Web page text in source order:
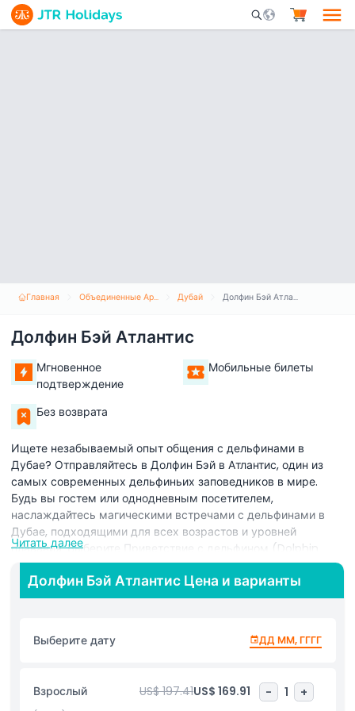
Mobile Search
Главная Объединенные Арабские Эмираты Дубай Долфин Бэй Атлантис
Долфин Бэй Атлантис
Мгновенное
подтверждение
Мобильные билеты
Без возврата
Ищете незабываемый опыт общения с дельфинами в
Дубае? Отправляйтесь в Долфин Бэй в Атлантис, один из
самых современных дельфиньих заповедников в мире.
Будь вы гостем или однодневным посетителем,
наслаждайтесь магическими встречами с дельфинами в
Дубае, подходящими для всех возрастов и уровней
плавания. Выберите Приветствие с дельфином (Dolphin
Meet & Greet) для сухого, но захватывающего
взаимодействия. Идеально для детей и тех, кто не умеет
плавать. Встаньте на берегу лагуны, познакомьтесь с
фотографию.
дельфином (Dolphin Encounter). Зайдите в мелководье и
общайтесь с индо-тихоокеанскими афалинами. Это и
Читать далее
Долфин Бэй Атлантис Цена и варианты
Выберите дату ДД ММ, ГГГГ
Взрослый US$ 197.41US$ 169.91 - 1 +